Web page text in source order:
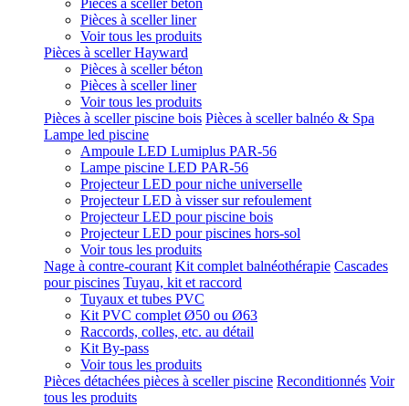
Pièces à sceller béton
Pièces à sceller liner
Voir tous les produits
Pièces à sceller Hayward
Pièces à sceller béton
Pièces à sceller liner
Voir tous les produits
Pièces à sceller piscine bois Pièces à sceller balnéo & Spa
Lampe led piscine
Ampoule LED Lumiplus PAR-56
Lampe piscine LED PAR-56
Projecteur LED pour niche universelle
Projecteur LED à visser sur refoulement
Projecteur LED pour piscine bois
Projecteur LED pour piscines hors-sol
Voir tous les produits
Nage à contre-courant Kit complet balnéothérapie Cascades
pour piscines Tuyau, kit et raccord
Tuyaux et tubes PVC
Kit PVC complet Ø50 ou Ø63
Raccords, colles, etc. au détail
Kit By-pass
Voir tous les produits
Pièces détachées pièces à sceller piscine Reconditionnés Voir
tous les produits